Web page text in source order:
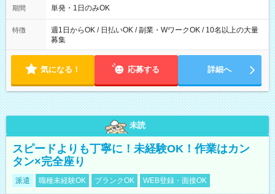
期間 単発・1日のみOK
特徴
週1日からOK / 日払いOK / 副業・WワークOK / 10名以上の大量
募集
気になる！ 応募する 詳細へ
未読
スピードよりも丁寧に！未経験OK！作業はカン
タン×完全座り
派遣 職種未経験OK ブランクOK WEB登録・面接OK